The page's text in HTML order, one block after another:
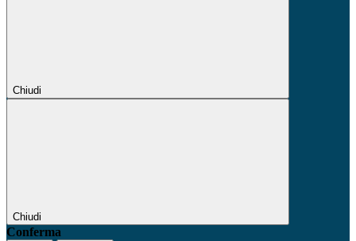
Chiudi
Chiudi
Conferma